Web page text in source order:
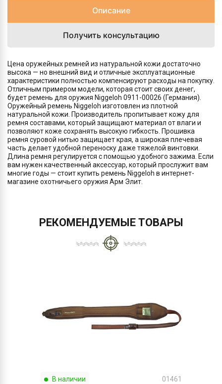
Описание
Получить консультацию
Цена оружейных ремней из натуральной кожи достаточно
высока — но внешний вид и отличные эксплуатационные
характеристики полностью компенсируют расходы на покупку.
Отличным примером модели, которая стоит своих денег,
будет ремень для оружия Niggeloh 0911-00026 (Германия).
Оружейный ремень Niggeloh изготовлен из плотной
натуральной кожи. Производитель пропитывает кожу для
ремня составами, который защищают материал от влаги и
позволяют коже сохранять высокую гибкость. Прошивка
ремня суровой нитью защищает края, а широкая плечевая
часть делает удобной переноску даже тяжелой винтовки.
Длина ремня регулируется с помощью удобного зажима. Если
вам нужен качественный аксессуар, который прослужит вам
многие годы — стоит купить ремень Niggeloh в интернет-
магазине охотничьего оружия Арм Элит.
РЕКОМЕНДУЕМЫЕ ТОВАРЫ
В наличии 01461